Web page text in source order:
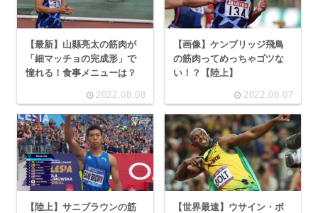
【最新】山縣亮太の筋肉が
「細マッチョの完成形」で
憧れる！食事メニューは？
2022.08.08
【画像】ケンブリッジ飛鳥
の筋肉ってめっちゃゴツな
い！？【陸上】
2022.08.07
【陸上】サニブラウンの筋
【世界最速】ウサイン・ボ